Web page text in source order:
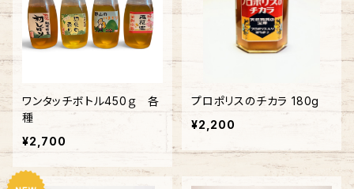
ワンタッチボトル450ｇ 各
種
¥2,700
プロポリスのチカラ 180g
¥2,200